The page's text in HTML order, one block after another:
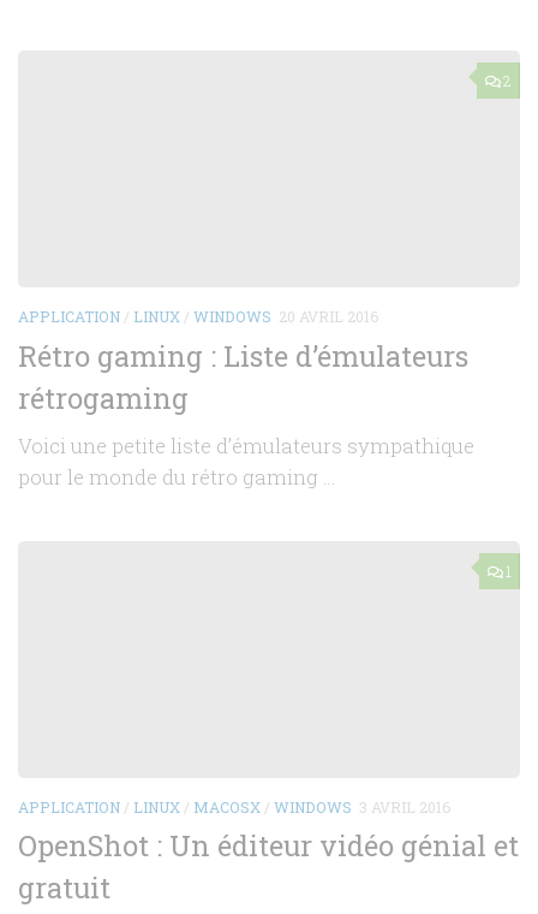
2
APPLICATION / LINUX / WINDOWS 20 AVRIL 2016
Rétro gaming : Liste d’émulateurs
rétrogaming
Voici une petite liste d’émulateurs sympathique
pour le monde du rétro gaming …
1
APPLICATION / LINUX / MACOSX / WINDOWS 3 AVRIL 2016
OpenShot : Un éditeur vidéo génial et
gratuit